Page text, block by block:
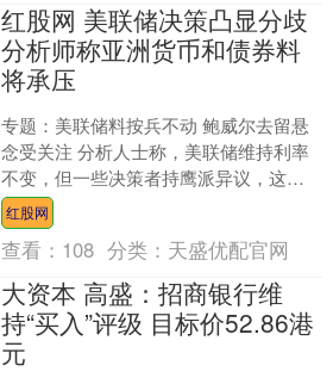
红股网 美联储决策凸显分歧
分析师称亚洲货币和债券料
将承压
专题：美联储料按兵不动 鲍威尔去留悬
念受关注 分析人士称，美联储维持利率
不变，但一些决策者持鹰派异议，这使
得亚洲债券和货币可能会下跌。 他们补
充说，油价突破每桶....
红股网
查看： 108 分类： 天盛优配官网
大资本 高盛：招商银行维
持“买入”评级 目标价52.86港
元